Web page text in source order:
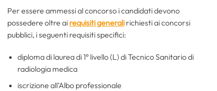
Per essere ammessi al concorso i candidati devono
possedere oltre ai requisiti generali richiesti ai concorsi
pubblici, i seguenti requisiti specifici:
diploma di laurea di 1° livello (L) di Tecnico Sanitario di
radiologia medica
iscrizione all’Albo professionale